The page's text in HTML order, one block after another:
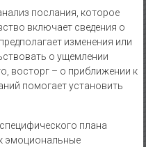
послания, которое
включает сведения о
изменения или
о ущемлении
восторг – о приближении к
помогает установить
плана
эмоциональные